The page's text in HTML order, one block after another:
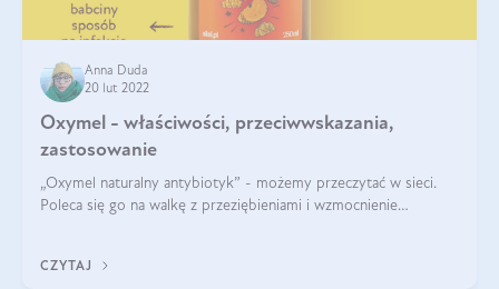
Anna Duda
20 lut 2022
Oxymel - właściwości, przeciwwskazania,
zastosowanie
„Oxymel naturalny antybiotyk” - możemy przeczytać w sieci.
Poleca się go na walkę z przeziębieniami i wzmocnienie
CZYTAJ